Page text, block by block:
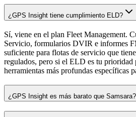
¿GPS Insight tiene cumplimiento ELD?
Sí, viene en el plan Fleet Management.
Servicio, formularios DVIR e informes
suficiente para flotas de servicio que
regulados, pero si el ELD es tu
herramientas más profundas específicas
¿GPS Insight es más barato que Samsara?